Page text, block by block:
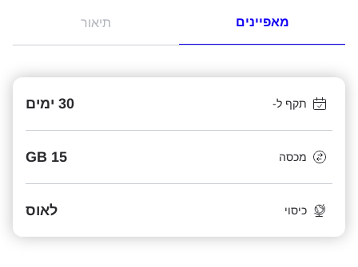
מאפיינים תיאור
תקף ל- 30 ימים
מכסה 15 GB
כיסוי לאוס